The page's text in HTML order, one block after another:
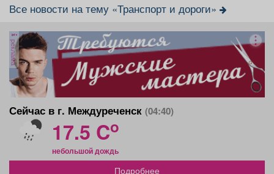
Все новости на тему «Транспорт и дороги»
реклама
Сейчас в г. Междуреченск (04:40)
17.5 Co
небольшой дождь
Подробнее